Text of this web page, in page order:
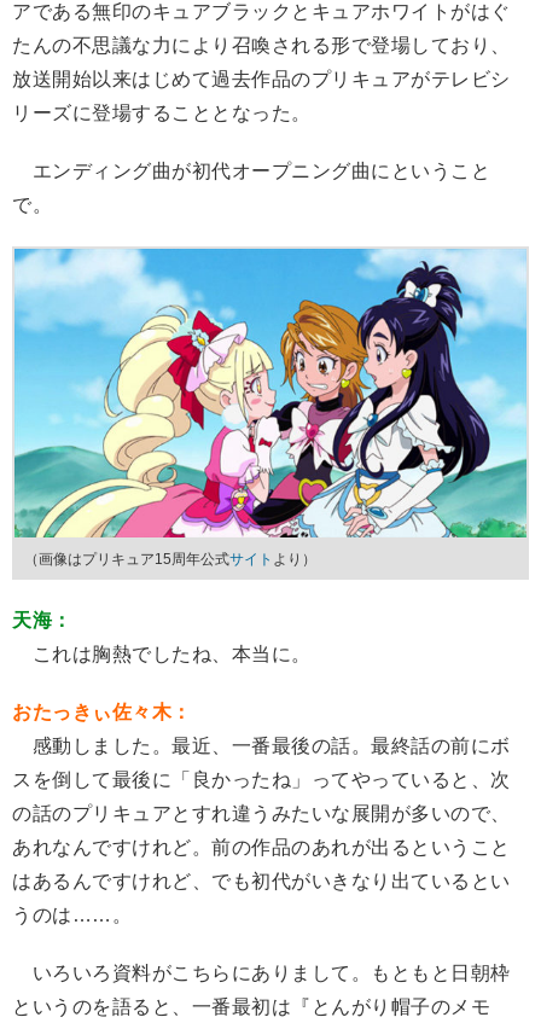
アである無印のキュアブラックとキュアホワイトがはぐ
たんの不思議な力により召喚される形で登場しており、
放送開始以来はじめて過去作品のプリキュアがテレビシ
リーズに登場することとなった。
エンディング曲が初代オープニング曲にということ
で。
（画像はプリキュア15周年公式サイト より）
天海：
これは胸熱でしたね、本当に。
おたっきぃ佐々木：
感動しました。最近、一番最後の話。最終話の前にボ
スを倒して最後に「良かったね」ってやっていると、次
の話のプリキュアとすれ違うみたいな展開が多いので、
あれなんですけれど。前の作品のあれが出るということ
はあるんですけれど、でも初代がいきなり出ているとい
うのは……。
いろいろ資料がこちらにありまして。もともと日朝枠
というのを語ると、一番最初は『とんがり帽子のメモ